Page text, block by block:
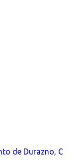
de Durazno, C